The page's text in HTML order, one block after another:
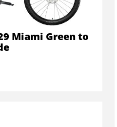
Miami Green to